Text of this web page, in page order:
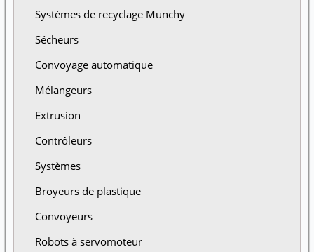
Systèmes de recyclage Munchy
Sécheurs
Convoyage automatique
Mélangeurs
Extrusion
Contrôleurs
Systèmes
Broyeurs de plastique
Convoyeurs
Robots à servomoteur